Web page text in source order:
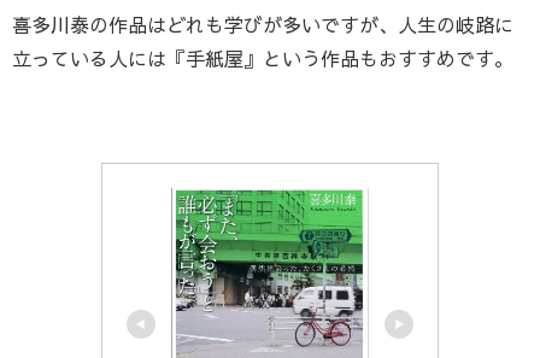
喜多川泰の作品はどれも学びが多いですが、人生の岐路に
立っている人には『手紙屋』という作品もおすすめです。